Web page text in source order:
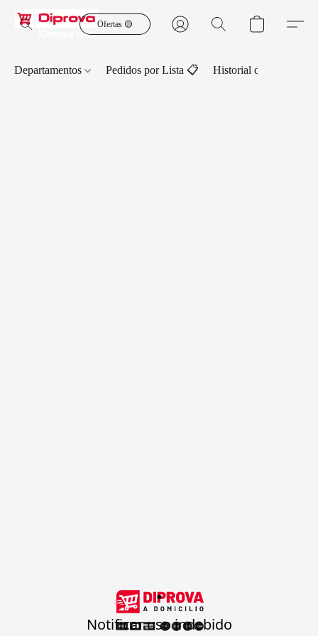
Ofertas 🟡
Departamentos Pedidos por Lista 📋 Historial de Pedidos
.
Notificar uso indebido